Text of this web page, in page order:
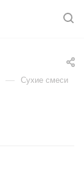
— Сухие смеси